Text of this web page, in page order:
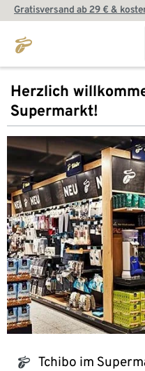
Gratisversand ab 29 € &
Herzlich
Supermarkt!
tchibo_logo Tchibo im